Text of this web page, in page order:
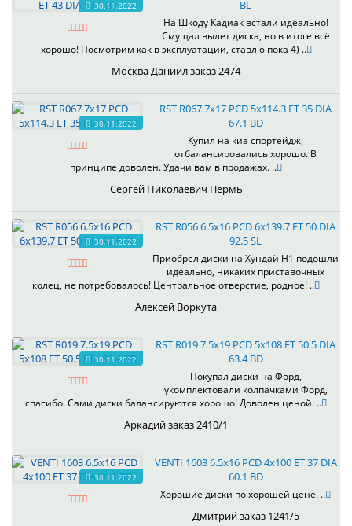
30.11.2022
BL
На Шкоду Кадиак встали идеально!
Смущал вылет диска, но в итоге всё
хорошо! Посмотрим как в эксплуатации, ставлю пока 4) ..
Москва Даниил заказ 2474
30.11.2022
RST R067 7x17 PCD 5x114.3 ET 35 DIA
67.1 BD
Купил на киа спортейдж,
отбалансировались хорошо. В
принципе доволен. Удачи вам в продажах. ..
Сергей Николаевич Пермь
30.11.2022
RST R056 6.5x16 PCD 6x139.7 ET 50 DIA
92.5 SL
Приобрёл диски на Хундай H1 подошли
идеально, никаких приставочных
колец, не потребовалось! Центральное отверстие, родное! ..
Алексей Воркута
30.11.2022
RST R019 7.5x19 PCD 5x108 ET 50.5 DIA
63.4 BD
Покупал диски на Форд,
укомплектовали колпачками Форд,
спасибо. Сами диски балансируются хорошо! Доволен ценой. ..
Аркадий заказ 2410/1
30.11.2022
VENTI 1603 6.5x16 PCD 4x100 ET 37 DIA
60.1 BD
Хорошие диски по хорошей цене. ..
Дмитрий заказ 1241/5